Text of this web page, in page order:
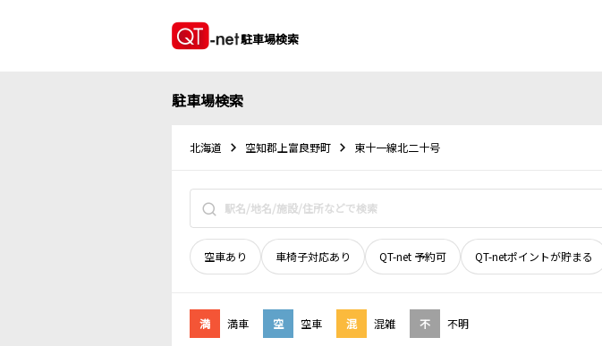
駐車場検索
駐車場検索
北海道 空知郡上富良野町 東十一線北二十号
空車あり 車椅子対応あり QT-net 予約可 QT-netポイントが貯まる
満 満車 空 空車 混 混雑 不 不明